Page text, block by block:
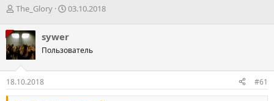
А
т
о
р
т
е
м
и
The_Glory
Д
с
в
р
03.10.2018
sywer
Пользователь
18.10.2018 #61